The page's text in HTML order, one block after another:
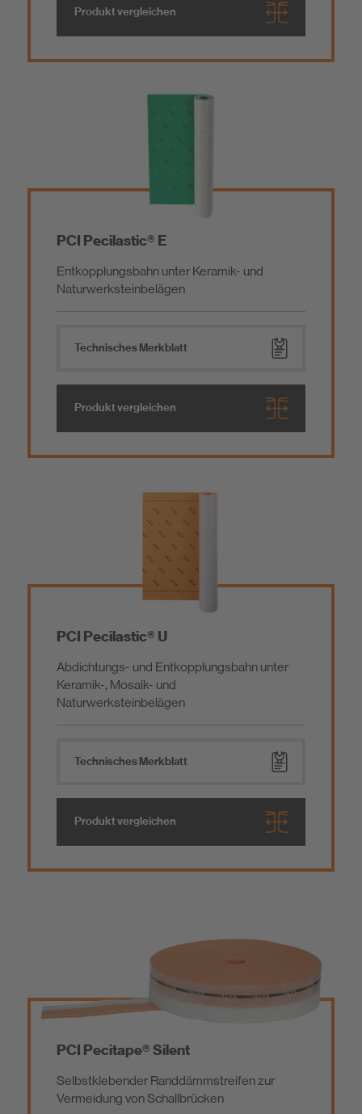
Betoninstandsetzung / Reparaturmörtel
Baukleber / Montagemörtel
Schiffsausbauprodukte
Werkzeug
Emissionsarme Baustoffe
Eco-Bau zertifizierte Produkte
BIM
Entkopplung & Trittschalldämmung
Fliesenkleber
Reinigungsprodukte
Zusatzprodukte
Produkt vergleichen
PCI Pecilastic® E
Entkopplungsbahn unter Keramik- und
Naturwerksteinbelägen
Technisches Merkblatt
Produkt vergleichen
PCI Pecilastic® U
Abdichtungs- und Entkopplungsbahn unter
Keramik-, Mosaik- und
Naturwerksteinbelägen
Technisches Merkblatt
Produkt vergleichen
PCI Pecitape® Silent
Selbstklebender Randdämmstreifen zur
Vermeidung von Schallbrücken